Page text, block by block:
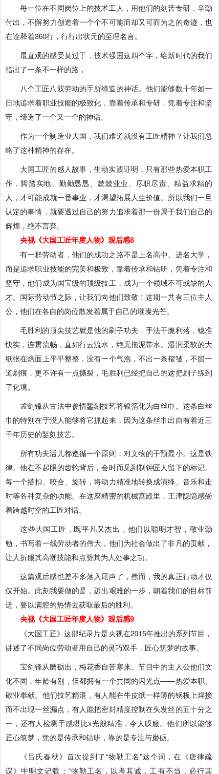
每一位在不同岗位上的技术工人，用他们的刻苦专研，辛勤
付出，不懈努力创造着一个个不可能而却又可而为之的奇迹，也
在诠释着360行，行行出状元的至理名言。
最直观的感受莫过于，技术强国这四个字，给新时代的我们
指出了一条不一样的路，
八个工匠八双劳动的手所缔造的神话。他们能够数十年如一
日地追求着职业技能的极致化，靠着传承和专研，凭着专注和坚
守，缔造了一个又一个的神话。
作为一个制造业大国，我们难道就没有工匠精神？让我们忽
略了这种精神的存在。
大国工匠的感人故事，生动实践证明，只有那些热爱本职工
作，脚踏实地、勤勤恳恳、兢兢业业、尽职尽责、精益求精的
人，才可能成就一番事业，才渴望拓展人生价值。所以我们一旦
认定的事情，就要透过自己的努力追求着那一份属于我们自己的
辉煌，绝不言弃。
央视《大国工匠年度人物》观后感8
有一群劳动者，他们的成功之路不是上名高中、进名大学，
而是追求职业技能的完美和极致，靠着传承和钻研，凭着专注和
坚守，他们成为国宝级的顶级技工，成为一个领域不可或缺的人
才。国际劳动节之际，让我们向他们致敬！这期一共有三位主人
公，他们在各自的岗位散发着属于自己的璀璨光芒。
毛胜利的顶尖技艺就是他的刷子功夫，手法干脆利落，稳准
快实，连贯流畅，直如行云流水，绝无拖泥带水。湿润柔软的大
纸张在焙面上平平整整，没有一个气泡，不出一条褶皱，不留一
道刷痕，更不许有一点撕裂，毛胜利已经把自己的这把刷子练到
了化境。
孟剑锋从古法中参悟錾刻技艺将银箔化为白丝巾。这条白丝
巾的特别在于没人能够将它抓起来，因为这条丝巾出自有着近三
千年历史的錾刻技艺。
所有功夫活儿都遵循一个原则：对文物的干预最小。这是铁
律。他在不起眼的齿轮背后，会时而见到制钟匠人留下的标记。
每一个搭扣、咬合、旋转，将动力精准地转换成演绎、音乐和走
时等各种复杂的功能。在这座精密的机械宫殿里，王津隐隐感受
着跨越时空的工匠对话。
这些大国工匠，既平凡又杰出，他们以聪明才智，敬业勤
勉，书写着一线劳动者的伟大，他们为社会做出了非凡的贡献，
让人折服其高潮技能和点赞其为人处事之功。
这篇观后感也差不多落入尾声了，然而，我的真正行动才仅
仅开始。此刻我要做的是，迈出艰难的一步，朝着我们的目标前
进，要以满腔的热情去获取最后的胜利。
央视《大国工匠年度人物》观后感9
《大国工匠》这部纪录片是央视在2015年推出的系列节目，
讲述了不同岗位劳动者用自己的灵巧双手，匠心筑梦的故事。
宝剑锋从磨砺出，梅花香自苦寒来。节目中的主人公他们文
化不同，年龄有别，但都拥有一个共同的闪光点――热爱本职、
敬业奉献。他们技艺精湛，有人能在牛皮纸一样薄的钢板上焊接
而不出现一丝漏点，有人能把密封精度控制在头发丝的五十分之
一，还有人检测手感堪比x光般精准，令人叹服。他们所以能够
匠心筑梦，凭的是传承和钻研，靠的是专注与磨砺。
《吕氏春秋》首次提到了“物勒工名”这个词，在《唐律疏
议》中明文记载：“物勒工名，以考其诚，工有不当，必行其